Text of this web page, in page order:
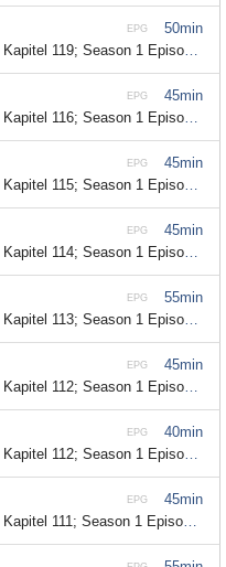
50min
EPG
Kapitel 119; Season 1 Episode 119
45min
EPG
Kapitel 116; Season 1 Episode 116
45min
EPG
Kapitel 115; Season 1 Episode 115
45min
EPG
Kapitel 114; Season 1 Episode 114
55min
EPG
Kapitel 113; Season 1 Episode 113
45min
EPG
Kapitel 112; Season 1 Episode 112
40min
EPG
Kapitel 112; Season 1 Episode 112
45min
EPG
Kapitel 111; Season 1 Episode 111